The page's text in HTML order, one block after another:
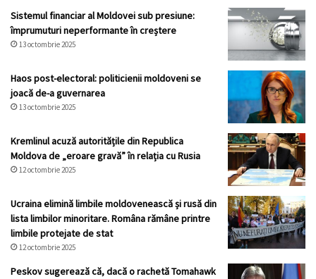
Sistemul financiar al Moldovei sub presiune:
împrumuturi neperformante în creștere
13 octombrie 2025
Haos post-electoral: politicienii moldoveni se
joacă de-a guvernarea
13 octombrie 2025
Kremlinul acuză autoritățile din Republica
Moldova de „eroare gravă” în relația cu Rusia
12 octombrie 2025
Ucraina elimină limbile moldovenească și rusă din
lista limbilor minoritare. Româna rămâne printre
limbile protejate de stat
12 octombrie 2025
Peskov sugerează că, dacă o rachetă Tomahawk